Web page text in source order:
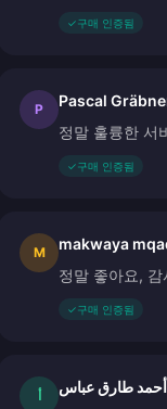
✓구매 인증됨
P Pascal
정말 훌륭한 서
✓구매 인증됨
M makwaya
정말 좋아요, 감
✓구매 인증됨
أ أحمد طارق عباس